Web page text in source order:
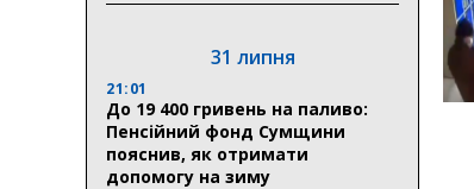
31 липня
21:01
До 19 400 гривень на паливо:
Пенсійний фонд Сумщини
пояснив, як отримати
допомогу на зиму